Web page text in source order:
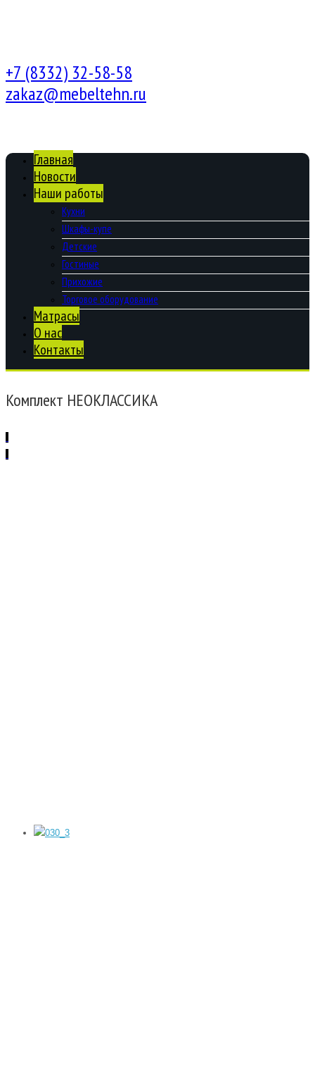
+7 (8332) 32-58-58
zakaz@mebeltehn.ru
Главная
Новости
Наши работы
Кухни
Шкафы-купе
Детские
Гостиные
Прихожие
Торговое оборудование
Матрасы
О нас
Контакты
Комплект НЕОКЛАССИКА